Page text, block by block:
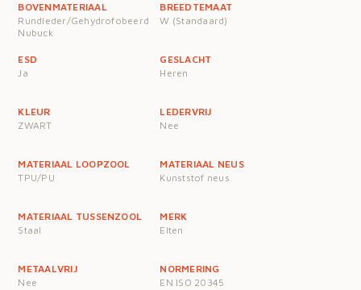
BOVENMATERIAAL
Rundleder/Gehydrofobeerd
Nubuck
BREEDTEMAAT
W (Standaard)
ESD
Ja
GESLACHT
Heren
KLEUR
ZWART
LEDERVRIJ
Nee
MATERIAAL LOOPZOOL
TPU/PU
MATERIAAL NEUS
Kunststof neus
MATERIAAL TUSSENZOOL
Staal
MERK
Elten
METAALVRIJ
Nee
NORMERING
EN ISO 20345